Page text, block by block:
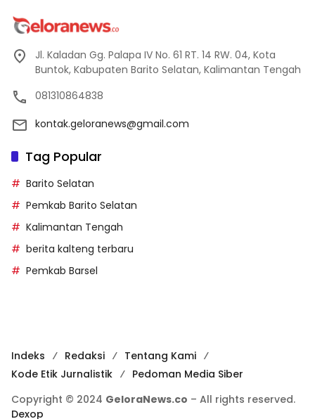
Jl. Kaladan Gg. Palapa IV No. 61 RT. 14 RW. 04, Kota
Buntok, Kabupaten Barito Selatan, Kalimantan Tengah
081310864838
kontak.geloranews@gmail.com
Tag Popular
Barito Selatan
Pemkab Barito Selatan
Kalimantan Tengah
berita kalteng terbaru
Pemkab Barsel
Indeks Redaksi
Tentang Kami
Kode Etik Jurnalistik
Pedoman Media Siber
Copyright © 2024 GeloraNews.co – All rights reserved.
Dexop